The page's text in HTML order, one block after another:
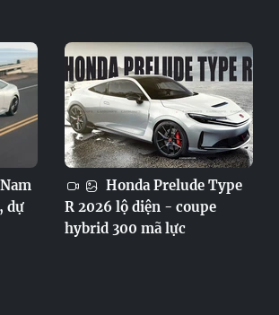
dự
Honda Prelude Type
R 2026 lộ diện - coupe
hybrid 300 mã lực